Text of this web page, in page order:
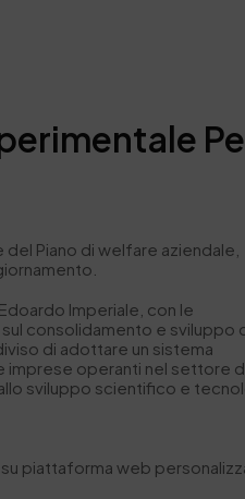
Piano di welfare aziendale,
Imperiale, con le
consolidamento e sviluppo
di adottare un sistema
imprese operanti nel settore
sviluppo scientifico e
piattaforma web